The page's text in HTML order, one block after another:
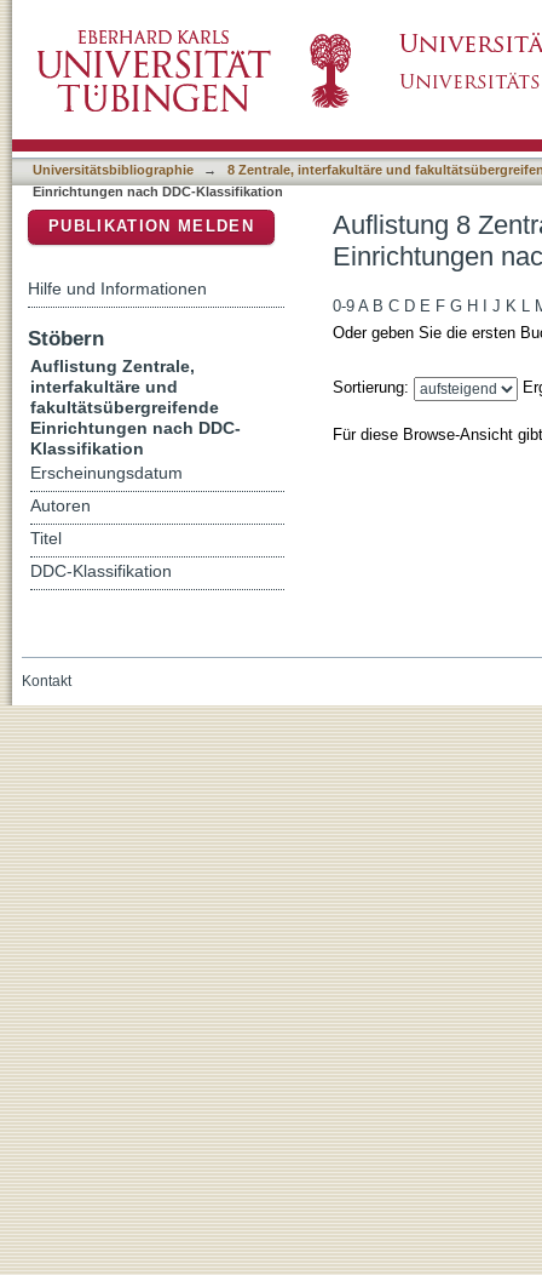
Klassifikation
Universitätsbibliographie →
8 Zentrale, interfakultäre und
Einrichtungen nach DDC-Klassifikation
Auflistung 8
Einrichtungen
0-9 A B C D E F G H J K L
Oder geben Sie die ersten
Sortierung:
Für diese Browse-Ansicht
PUBLIKATION MELDEN
Hilfe und Informationen
Stöbern
Auflistung Zentrale,
interfakultäre und
fakultätsübergreifende
Einrichtungen nach DDC-
Klassifikation
Erscheinungsdatum
Autoren
Titel
DDC-Klassifikation
Kontakt